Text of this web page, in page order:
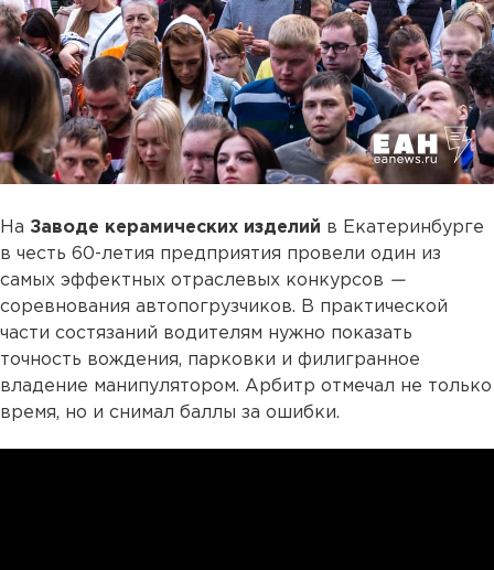
На Заводе керамических изделий в Екатеринбурге
в честь 60-летия предприятия провели один из
самых эффектных отраслевых конкурсов —
соревнования автопогрузчиков. В практической
части состязаний водителям нужно показать
точность вождения, парковки и филигранное
владение манипулятором. Арбитр отмечал не только
время, но и снимал баллы за ошибки.